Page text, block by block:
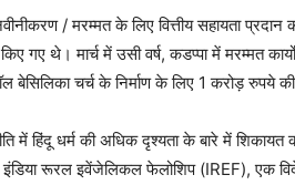
/ मरम्मत के लिए वित्तीय सहायता
गए थे। मार्च में उसी वर्ष, कडप्पा में मरम्मत
चर्च के निर्माण के लिए 1 करोड़ रुपये
में हिंदू धर्म की अधिक दृश्यता के बारे में
रूरल इवेंजेलिकल फेलोशिप (IREF), एक